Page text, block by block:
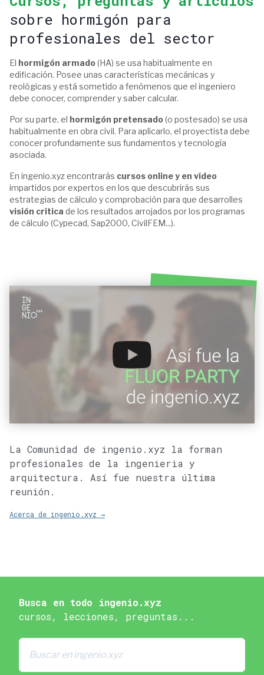
sobre hormigón para
profesionales del sector
El hormigón armado (HA) se usa habitualmente en
edificación. Posee unas características mecánicas y
reológicas y está sometido a fenómenos que el ingeniero
debe conocer, comprender y saber calcular.
Por su parte, el hormigón pretensado (o postesado) se usa
habitualmente en obra civil. Para aplicarlo, el proyectista debe
conocer profundamente sus fundamentos y tecnología
asociada.
En ingenio.xyz encontrarás cursos online y en vídeo
impartidos por expertos en los que descubrirás sus
estrategias de cálculo y comprobación para que desarrolles
visión crítica de los resultados arrojados por los programas
de cálculo (Cypecad, Sap2000, CivilFEM...).
La Comunidad de ingenio.xyz la forman
profesionales de la ingenieria y
arquitectura. Así fue nuestra última
reunión.
Acerca de ingenio.xyz →
Busca en todo ingenio.xyz
cursos, lecciones, preguntas...